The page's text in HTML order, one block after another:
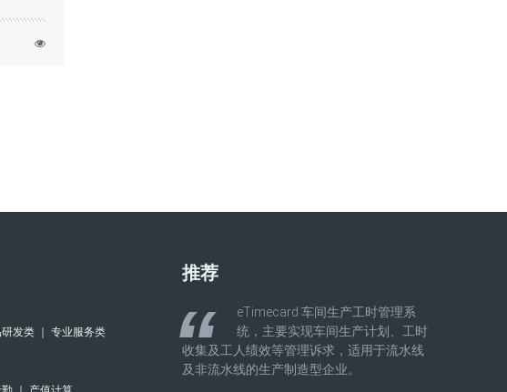
发类 ｜ 专业服务类
推荐
eTimecard 车间生产工时管理系
统，主要实现车间生产计划、工时
收集及工人绩效等管理诉求，适用于流水线
及非流水线的生产制造型企业。